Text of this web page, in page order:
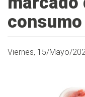
consumo
Viernes, 15/Mayo/